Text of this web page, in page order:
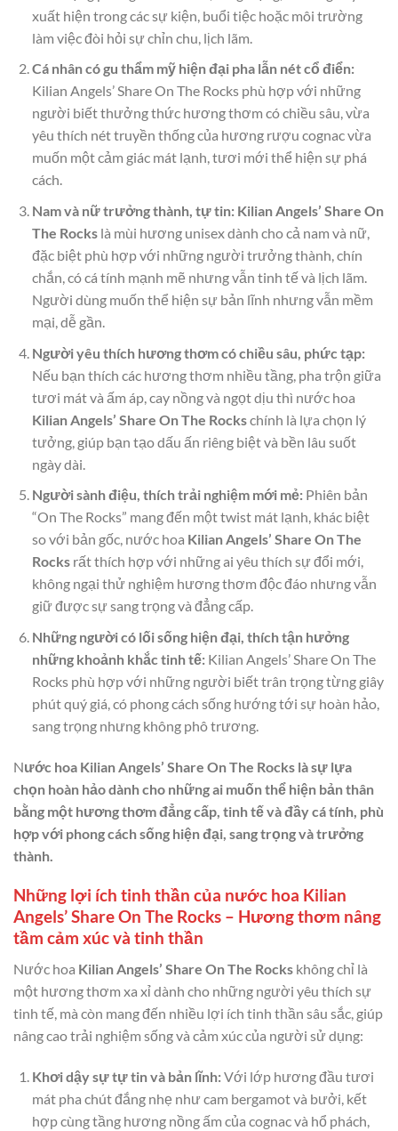
xuất hiện trong các sự kiện, buổi tiệc hoặc môi trường
làm việc đòi hỏi sự chỉn chu, lịch lãm.
Cá nhân có gu thẩm mỹ hiện đại pha lẫn nét cổ điển:
Kilian Angels’ Share On The Rocks phù hợp với những
người biết thưởng thức hương thơm có chiều sâu, vừa
yêu thích nét truyền thống của hương rượu cognac vừa
muốn một cảm giác mát lạnh, tươi mới thể hiện sự phá
cách.
Nam và nữ trưởng thành, tự tin: Kilian Angels’ Share On
The Rockslà mùi hương unisex dành cho cả nam và nữ,
đặc biệt phù hợp với những người trưởng thành, chín
chắn, có cá tính mạnh mẽ nhưng vẫn tinh tế và lịch lãm.
Người dùng muốn thể hiện sự bản lĩnh nhưng vẫn mềm
mại, dễ gần.
Người yêu thích hương thơm có chiều sâu, phức tạp:
Nếu bạn thích các hương thơm nhiều tầng, pha trộn giữa
tươi mát và ấm áp, cay nồng và ngọt dịu thì nước hoa
Kilian Angels’ Share On The Rockschính là lựa chọn lý
tưởng, giúp bạn tạo dấu ấn riêng biệt và bền lâu suốt
ngày dài.
Người sành điệu, thích trải nghiệm mới mẻ: Phiên bản
“On The Rocks” mang đến một twist mát lạnh, khác biệt
so với bản gốc, nước hoa Kilian Angels’ Share On The
Rocks rất thích hợp với những ai yêu thích sự đổi mới,
không ngại thử nghiệm hương thơm độc đáo nhưng vẫn
giữ được sự sang trọng và đẳng cấp.
Những người có lối sống hiện đại, thích tận hưởng
những khoảnh khắc tinh tế: Kilian Angels’ Share On The
Rocks phù hợp với những người biết trân trọng từng giây
phút quý giá, có phong cách sống hướng tới sự hoàn hảo,
sang trọng nhưng không phô trương.
Nước hoa Kilian Angels’ Share On The Rocks là sự lựa
chọn hoàn hảo dành cho những ai muốn thể hiện bản thân
bằng một hương thơm đẳng cấp, tinh tế và đầy cá tính, phù
hợp với phong cách sống hiện đại, sang trọng và trưởng
thành.
Những lợi ích tinh thần của nước hoa Kilian
Angels’ Share On The Rocks – Hương thơm nâng
tầm cảm xúc và tinh thần
Nước hoa Kilian Angels’ Share On The Rocks không chỉ là
một hương thơm xa xỉ dành cho những người yêu thích sự
tinh tế, mà còn mang đến nhiều lợi ích tinh thần sâu sắc, giúp
nâng cao trải nghiệm sống và cảm xúc của người sử dụng:
Khơi dậy sự tự tin và bản lĩnh:Với lớp hương đầu tươi
mát pha chút đắng nhẹ như cam bergamot và bưởi, kết
hợp cùng tầng hương nồng ấm của cognac và hổ phách,